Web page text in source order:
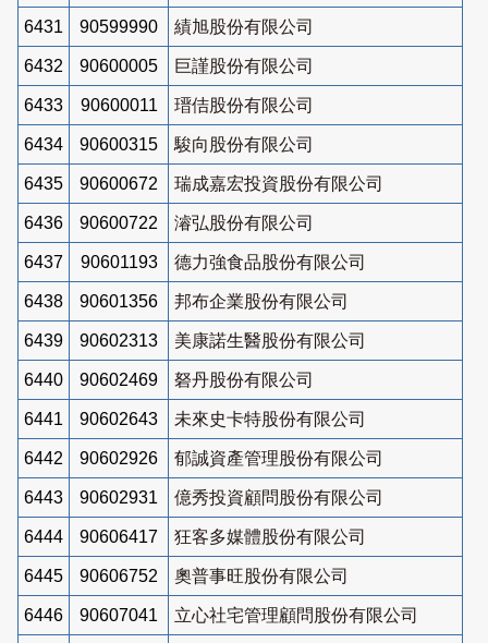
6431 90599990 績旭股份有限公司
6432 90600005 巨謹股份有限公司
6433 90600011 瑨佶股份有限公司
6434 90600315 駿向股份有限公司
6435 90600672 瑞成嘉宏投資股份有限公司
6436 90600722 濬弘股份有限公司
6437 90601193 德力強食品股份有限公司
6438 90601356 邦布企業股份有限公司
6439 90602313 美康諾生醫股份有限公司
6440 90602469 砮丹股份有限公司
6441 90602643 未來史卡特股份有限公司
6442 90602926 郁誠資產管理股份有限公司
6443 90602931 億秀投資顧問股份有限公司
6444 90606417 狂客多媒體股份有限公司
6445 90606752 奧普事旺股份有限公司
6446 90607041 立心社宅管理顧問股份有限公司